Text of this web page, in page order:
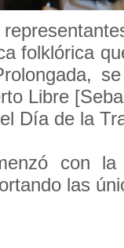
folklórica
Libre
Día de la
con
las